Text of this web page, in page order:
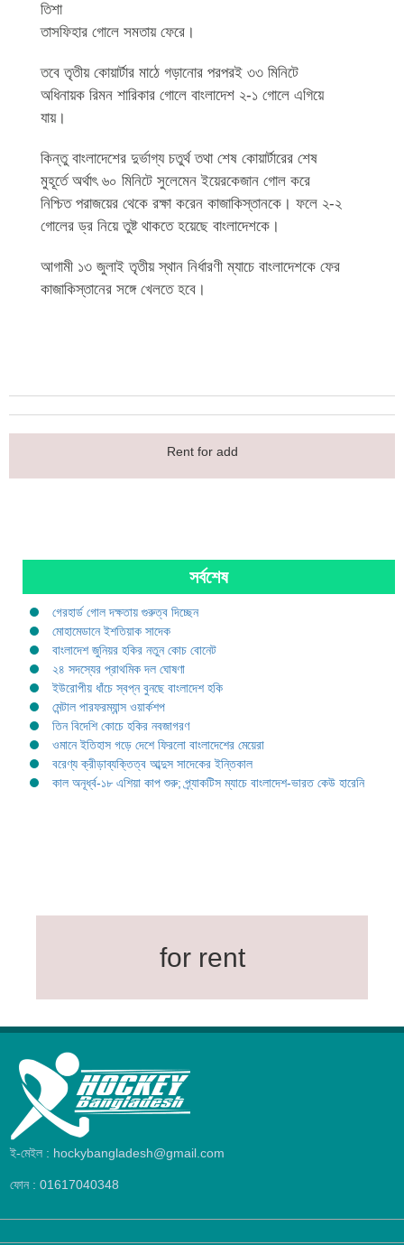
তিশা
তাসফিহার গোলে সমতায় ফেরে।
তবে তৃতীয় কোয়ার্টার মাঠে গড়ানোর পরপরই ৩৩ মিনিটে
অধিনায়ক রিমন শারিকার গোলে বাংলাদেশ ২-১ গোলে এগিয়ে
যায়।
কিন্তু বাংলাদেশের দুর্ভাগ্য চতুর্থ তথা শেষ কোয়ার্টারের শেষ
মুহূর্তে অর্থাৎ ৬০ মিনিটে সুলেমেন ইয়েরকেজান গোল করে
নিশ্চিত পরাজয়ের থেকে রক্ষা করেন কাজাকিস্তানকে। ফলে ২-২
গোলের ড্র নিয়ে তুষ্ট থাকতে হয়েছে বাংলাদেশকে।
আগামী ১৩ জুলাই তৃতীয় স্থান নির্ধারণী ম্যাচে বাংলাদেশকে ফের
কাজাকিস্তানের সঙ্গে খেলতে হবে।
Rent for add
সর্বশেষ
গেরহার্ড গোল দক্ষতায় গুরুত্ব দিচ্ছেন
মোহামেডানে ইশতিয়াক সাদেক
বাংলাদেশ জুনিয়র হকির নতুন কোচ বোনেট
২৪ সদস্যের প্রাথমিক দল ঘোষণা
ইউরোপীয় ধাঁচে স্বপ্ন বুনছে বাংলাদেশ হকি
মেন্টাল পারফরম্যান্স ওয়ার্কশপ
তিন বিদেশি কোচে হকির নবজাগরণ
ওমানে ইতিহাস গড়ে দেশে ফিরলো বাংলাদেশের মেয়েরা
বরেণ্য ক্রীড়াব্যক্তিত্ব আব্দুস সাদেকের ইন্তিকাল
কাল অনূর্ধ্ব-১৮ এশিয়া কাপ শুরু; প্র্যাকটিস ম্যাচে বাংলাদেশ-ভারত কেউ হারেনি
for rent
ই-মেইল : hockybangladesh@gmail.com
ফোন : 01617040348